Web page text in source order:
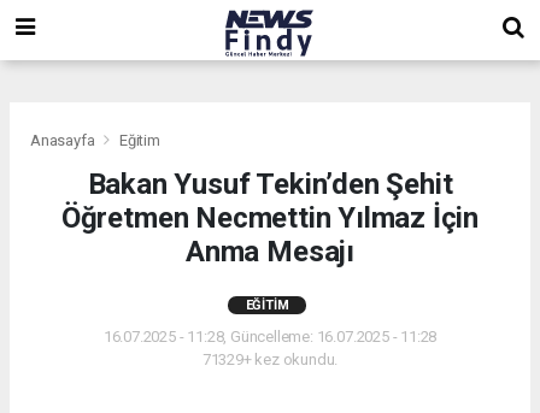
Anasayfa Eğitim
Bakan Yusuf Tekin’den Şehit
Öğretmen Necmettin Yılmaz İçin
Anma Mesajı
EĞITIM
16.07.2025 - 11:28, Güncelleme: 16.07.2025 - 11:28
71329+ kez okundu.